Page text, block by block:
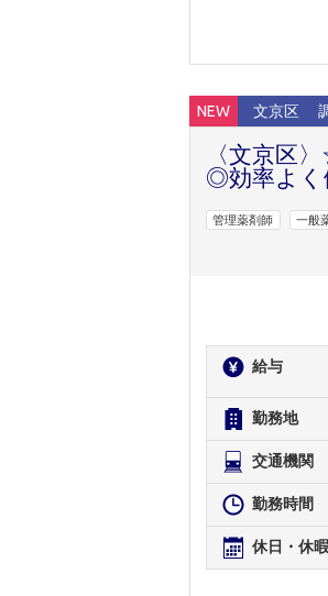
NEW 文京区
〈文京区
◎効率よく
管理薬剤師 一般
給与
勤務地
交通機関
勤務時間
休日・休暇